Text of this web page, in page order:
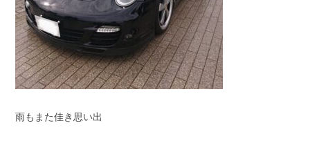
雨もまた佳き思い出